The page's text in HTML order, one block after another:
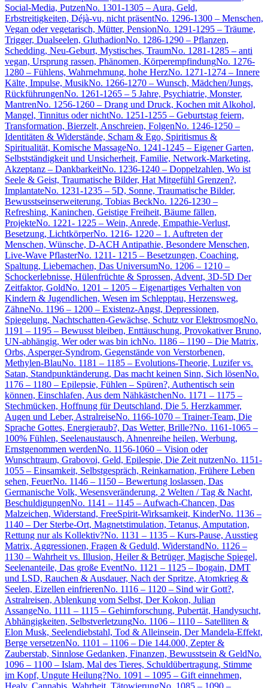
Social-Media, PutzenNo. 1301-1305 – Aura, Geld,
Erbstreitigkeiten, Déjà-vu, nicht präsentNo. 1296-1300 – Menschen,
Vegan oder vegetarisch, Mütter, PensionNo. 1291-1295 – Träume,
Trigger, Dualseelen, GluthadionNo. 1286-1290 – Pflanzen,
Schedding, Neu-Geburt, Mystisches, TraumNo. 1281-1285 – anti
vegan, Ursprung rassen, Phänomen, KörperempfindungNo. 1276-
1280 – Fühlens, Wahrnehmung, hohe HerzNo. 1271-1274 – Innere
Kälte, Impulse, MusikNo. 1266-1270 – Wunsch, Mädchen/Jungs,
RückführungenNo. 1261-1265 – 5 Jahre, Psychiatrie, Monster,
MantrenNo. 1256-1260 – Drang und Druck, Kochen mit Alkohol,
Mangel, Tinnitus oder nichtNo. 1251-1255 – Geburtstag feiern,
Transformation, Bierzelt, Anschreien, FolgenNo. 1246-1250 –
Identitäten & Widerstände, Scham & Ego, Spiritismus &
Spiritualität, Komische MassageNo. 1241-1245 – Eigener Garten,
Selbstständigkeit und Unsicherheit, Familie, Network-Marketing,
Akzeptanz – DankbarkeitNo. 1236-1240 – Doppelzahlen, Wo ist
Seele & Geist, Traumatische Bilder, Hat Mitgefühl Grenzen?,
ImplantateNo. 1231-1235 – 5D, Sonne, Traumatische Bilder,
Bewusstseinserweiterung, Tobias BeckNo. 1226-1230 –
Refreshing, Kaninchen, Geistige Freiheit, Bäume fällen,
ProjekteNo. 1221- 1225 – Wein, Anrede, Empathie-Verlust,
Besetzung, LichtkörperNo. 1216- 1220 – 1. Auftreten der
Menschen, Wünsche, D-ACH Antipathie, Besondere Menschen,
Live-Wave PflasterNo. 1211- 1215 – Besetzungen, Coaching,
Spaltung, Liebemachen, Das UniversumNo. 1206 – 1210 –
Schockerlebnisse, Hülenfrüchte & Sprossen, Advent, 3D-5D Der
Zeitfaktor, GoldNo. 1201 – 1205 – Eigenartiges Verhalten von
Kindern & Jugendlichen, Wesen im Schlepptau, Herzensweg,
ZähneNo. 1196 – 1200 – Existenz-Angst, Depressionen,
Spiegelung, Nachtschatten-Gewächse, Schutz vor ElektrosmogNo.
1191 – 1195 – Bewusst bleiben, Enttäuschung, Provokativer Bruno,
UN-abhängig, Wer oder was bin ichNo. 1186 – 1190 – Die Matrix,
Orbs, Asperger-Syndrom, Gegenstände von Verstorbenen,
Methylen-BlauNo. 1181 – 1185 – Evolutions-Theorie, Luzifer vs.
Satan, Standpunktänderung, Das macht keinen Sinn, Sich lösenNo.
1176 – 1180 – Epilepsie, Fühlen – Spüren?, Authentisch sein
können, Einschlafen, Aus dem NähkästchenNo. 1171 – 1175 –
Stechmücken, Hoffnung für Deutschland, Die 5. Herzkammer,
Augen und Leber, AstralreiseNo. 1166-1070 – Trainer-Team, Die
Sprache Gottes, Energieraub?, Das Wetter, Brille?No. 1161-1065 –
100% Fühlen, Seelenaustausch, Ahnenreihe heilen, Werbung,
Ernstgenommen werdenNo. 1156-1060 – Vision oder
Wunschtraum, Grabovoi, Geld, Epilespie, Die Zeit nutzenNo. 1151-
1055 – Einsamkeit, Selbstgespräch, Reinkarnation, Frühere Leben
sehen, FeuerNo. 1146 – 1150 – Bewertung loslassen, Das
Germanische Volk, Wesensveränderung, 2 Welten / Tag & Nacht,
BeschuldigungenNo. 1141 – 1145 – Aufwach-Chancen, Das
Malzeichen, Widerstand, FreeSpirit-Wirksamkeit, KinderNo. 1136 –
1140 – Der Sterbe-Ort, Magnetstimulation, Tetanus, Amputation,
Rettung nur als Kollektiv?No. 1131 – 1135 – Kurs-Pause, Ausstieg
Matrix, Aggressionen, Fragen & Geduld, WiderstandNo. 1126 –
1130 – Wahrheit vs. Illusion, Heiler & Betrüger, Magische Spiegel,
Seelenanteile, Das große EventNo. 1121 – 1125 – Ibogain, DMT
und LSD, Rauchen & Ausdauer, Nach der Spritze, Atomkrieg &
Seelen, Eizellen einfrierenNo. 1116 – 1120 – Sind wir Gott?,
Astralreisen, Ablenkung vom Selbst, Der Kokon, Julian
AssangeNo. 1111 – 1115 – Gehirnforschung, Pubertät, Handysucht,
Abhängigkeiten, SelbstverletzungNo. 1106 – 1110 – Satelliten &
Elon Musk, Seelendiebstahl, Tod & Alleinsein, Der Mandela-Effekt,
Berge versetzenNo. 1101 – 1106 – Die 144.000, Zepter &
Zauberstab, Sinnlose Gedanken, Finanzen, Bewusstsein & GeldNo.
1096 – 1100 – Islam, Mal des Tieres, Schuldübertragung, Stimme
im Kopf, Ungute Heilung?No. 1091 – 1095 – Gift einnehmen,
Healy, Cannabis, Wahrheit, TätowierungNo. 1085 – 1090 –